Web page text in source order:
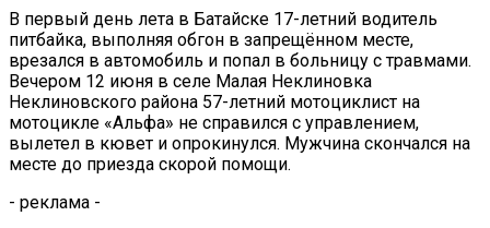
В первый день лета в Батайске 17-летний водитель
питбайка, выполняя обгон в запрещённом месте,
врезался в автомобиль и попал в больницу с травмами.
Вечером 12 июня в селе Малая Неклиновка
Неклиновского района 57-летний мотоциклист на
мотоцикле «Альфа» не справился с управлением,
вылетел в кювет и опрокинулся. Мужчина скончался на
месте до приезда скорой помощи.
- реклама -